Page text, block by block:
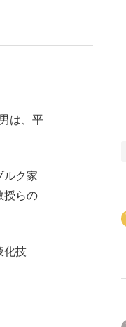
は、平
ルク家
授らの
化技